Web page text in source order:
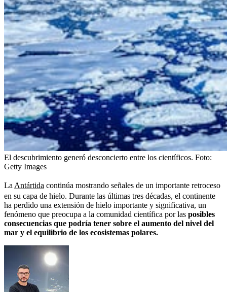
El descubrimiento generó desconcierto entre los científicos. Foto:
Getty Images
La Antártida continúa mostrando señales de un importante retroceso
en su capa de hielo. Durante las últimas tres décadas, el continente
ha perdido una extensión de hielo importante y significativa, un
fenómeno que preocupa a la comunidad científica por las posibles
consecuencias que podría tener sobre el aumento del nivel del
mar y el equilibrio de los ecosistemas polares.